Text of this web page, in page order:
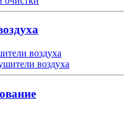
воздуха
воздуха